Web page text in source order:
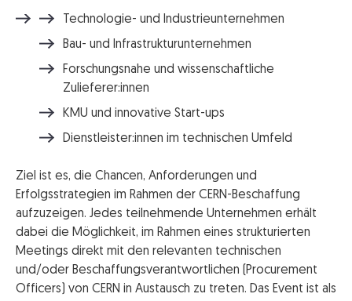
Technologie- und Industrieunternehmen
Bau- und Infrastrukturunternehmen
Forschungsnahe und wissenschaftliche
Zulieferer:innen
KMU und innovative Start-ups
Dienstleister:innen im technischen Umfeld
Ziel ist es, die Chancen, Anforderungen und
Erfolgsstrategien im Rahmen der CERN-Beschaffung
aufzuzeigen. Jedes teilnehmende Unternehmen erhält
dabei die Möglichkeit, im Rahmen eines strukturierten
Meetings direkt mit den relevanten technischen
und/oder Beschaffungsverantwortlichen (Procurement
Officers) von CERN in Austausch zu treten. Das Event ist als